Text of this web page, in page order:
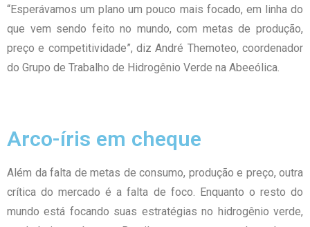
“Esperávamos um plano um pouco mais focado, em linha do
que vem sendo feito no mundo, com metas de produção,
preço e competitividade”, diz André Themoteo, coordenador
do Grupo de Trabalho de Hidrogênio Verde na Abeeólica.
Arco-íris em cheque
Além da falta de metas de consumo, produção e preço, outra
crítica do mercado é a falta de foco. Enquanto o resto do
mundo está focando suas estratégias no hidrogênio verde,